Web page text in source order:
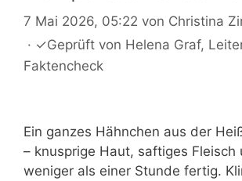
7 Mai 2026, 05:22 von Christina
· ✓Geprüft von Helena Graf,
Faktencheck
Ein ganzes Hähnchen aus der
– knusprige Haut, saftiges Fleisch
weniger als einer Stunde fertig.